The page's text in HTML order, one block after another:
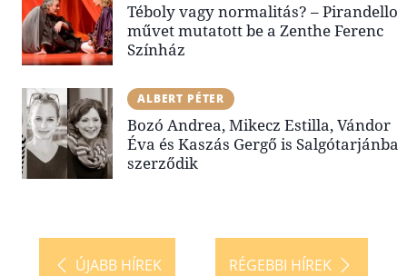
Téboly vagy normalitás? – Pirandello
művet mutatott be a Zenthe Ferenc
Színház
ALBERT PÉTER
Bozó Andrea, Mikecz Estilla, Vándor
Éva és Kaszás Gergő is Salgótarjánba
szerződik
ÚJABB HÍREK RÉGEBBI HÍREK